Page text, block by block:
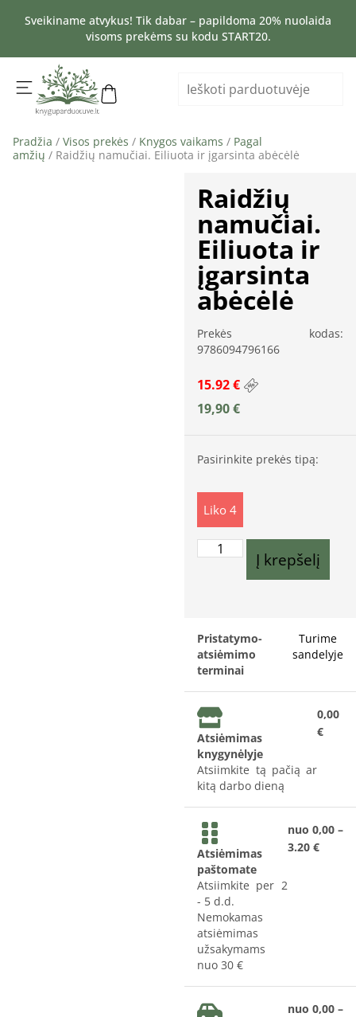
Sveikiname atvykus! Tik dabar – papildoma 20% nuolaida
visoms prekėms su kodu START20.
Pradžia / Visos prekės / Knygos vaikams / Pagal
amžių / Raidžių namučiai. Eiliuota ir įgarsinta abėcėlė
Raidžių
namučiai.
Eiliuota ir
įgarsinta
abėcėlė
Prekės kodas:
9786094796166
15.92 €
19,90€
Pasirinkite prekės tipą:
Liko 4
Į krepšelį
Pristatymo-
atsiėmimo
terminai
Turime
sandelyje
Atsiėmimas
knygynėlyje
Atsiimkite tą pačią ar
kitą darbo dieną
0,00
€
Atsiėmimas
paštomate
Atsiimkite per 2
- 5 d.d.
Nemokamas
atsiėmimas
užsakymams
nuo 30 €
nuo 0,00 –
3.20 €
nuo 0,00 –